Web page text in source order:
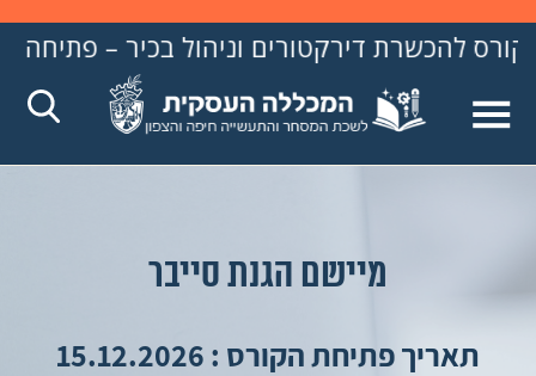
דירקטורים וניהול בכיר – פתיחה ב- 31.8.26
מיישם הגנת סייבר
תאריך פתיחת הקורס : 15.12.2026